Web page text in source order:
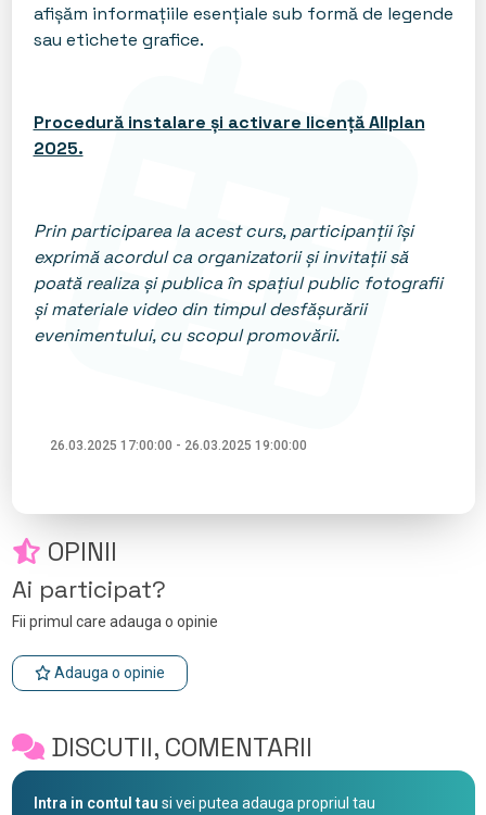
afișăm informațiile esențiale sub formă de legende
sau etichete grafice.
Procedură instalare și activare licență Allplan
2025.
Prin participarea la acest curs, participanții își
exprimă acordul ca organizatorii și invitații să
poată realiza și publica în spațiul public fotografii
și materiale video din timpul desfășurării
evenimentului, cu scopul promovării.
26.03.2025 17:00:00 - 26.03.2025 19:00:00
OPINII
Ai participat?
Fii primul care adauga o opinie
Adauga o opinie
DISCUTII, COMENTARII
Intra in contul tau si vei putea adauga propriul tau